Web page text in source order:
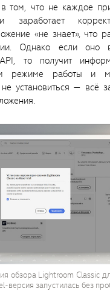
том, что не каждое
заработает
«не знает», что
Однако если оно
то получит
режиме работы и
не установиться — всё
обзора Lightroom Classic
версия запустилась без